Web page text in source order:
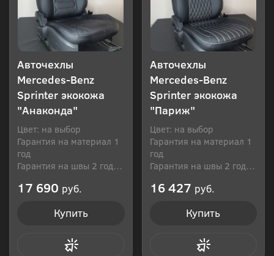
Авточехлы
Mercedes-Benz
Sprinter экокожа
"Анаконда"
Цвет: на выбор
Гарантия на материал 1
год
Гарантия на швы 2 года
17 690 руб.
Купить
Авточехлы
Mercedes-Benz
Sprinter экокожа
"Париж"
Цвет: на выбор
Гарантия на материал 1
год
Гарантия на швы 2 года
16 427 руб.
Купить